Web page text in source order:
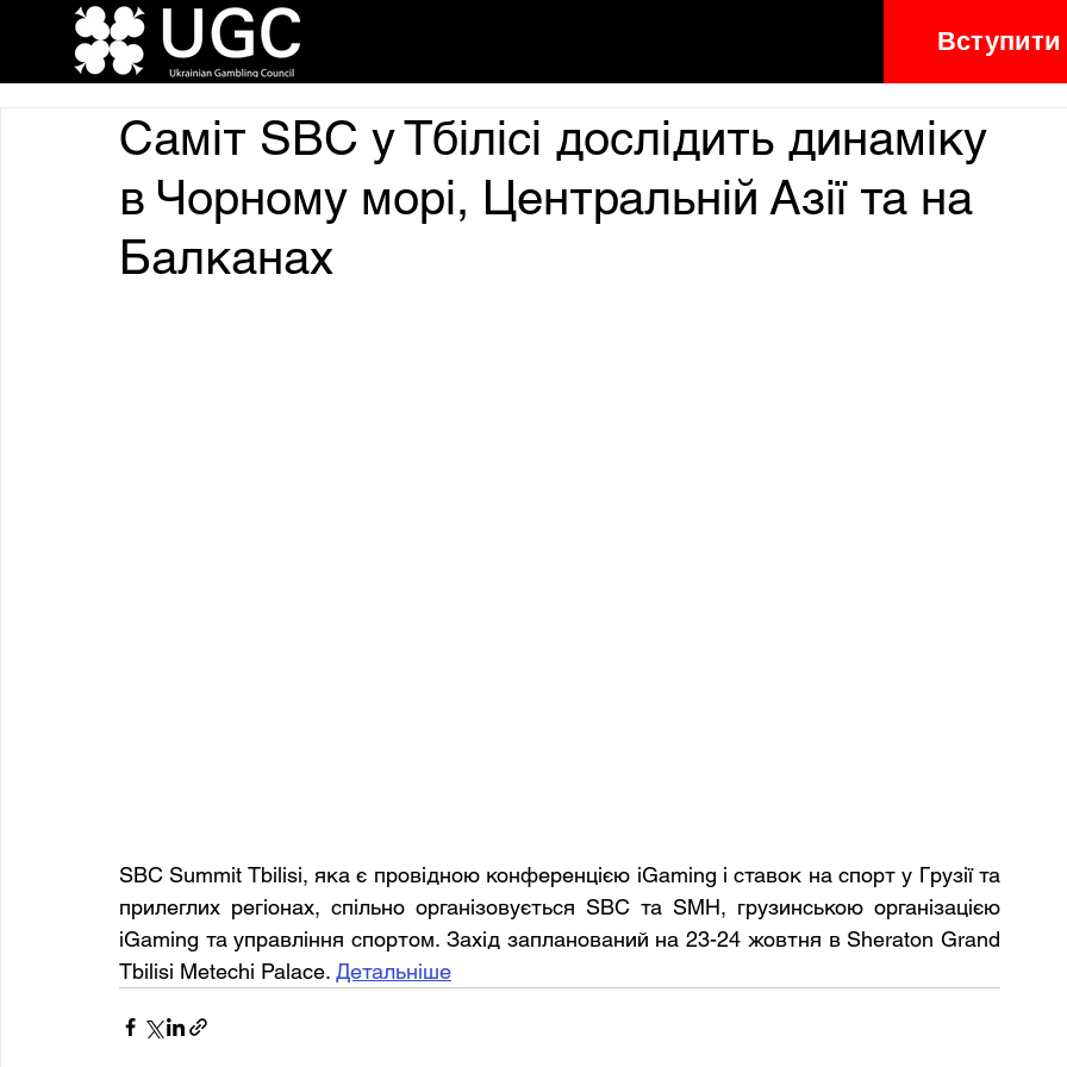
Вступити
Саміт SBC у Тбілісі дослідить динаміку
в Чорному морі, Центральній Азії та на
Балканах
SBC Summit Tbilisi, яка є провідною конференцією iGaming і ставок на спорт у Грузії та
прилеглих регіонах, спільно організовується SBC та SMH, грузинською організацією
iGaming та управління спортом. Захід запланований на 23-24 жовтня в Sheraton Grand
Tbilisi Metechi Palace. Детальніше